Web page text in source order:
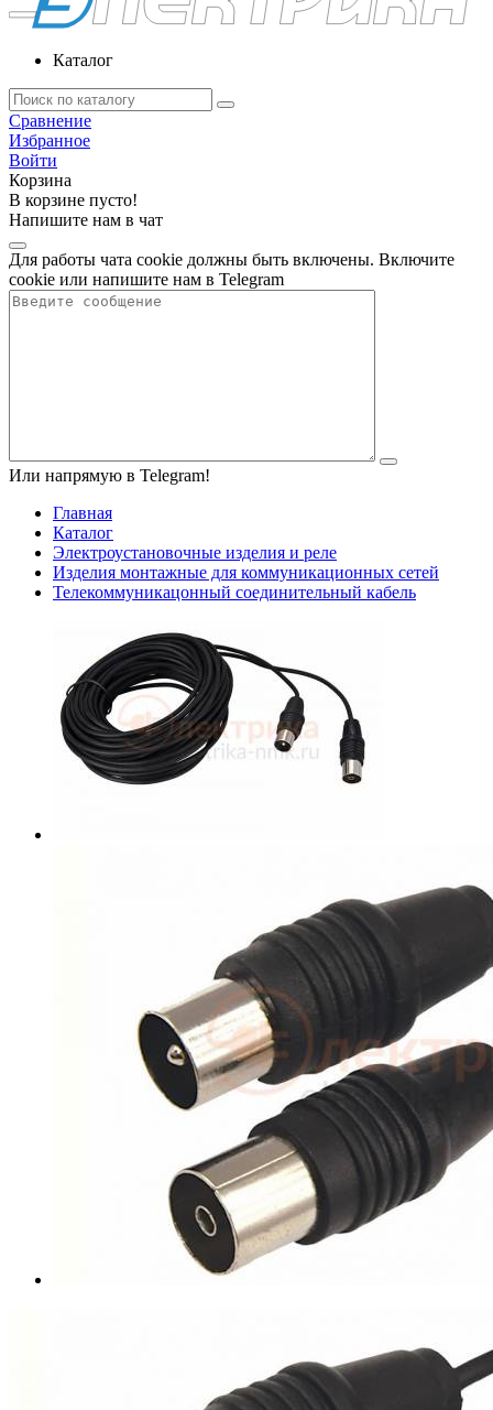
Каталог
Сравнение
Избранное
Войти
Корзина
В корзине пусто!
Напишите нам в чат
Для работы чата cookie должны быть включены. Включите
cookie или напишите нам в Telegram
Или напрямую в Telegram!
Главная
Каталог
Электроустановочные изделия и реле
Изделия монтажные для коммуникационных сетей
Телекоммуникацонный соединительный кабель